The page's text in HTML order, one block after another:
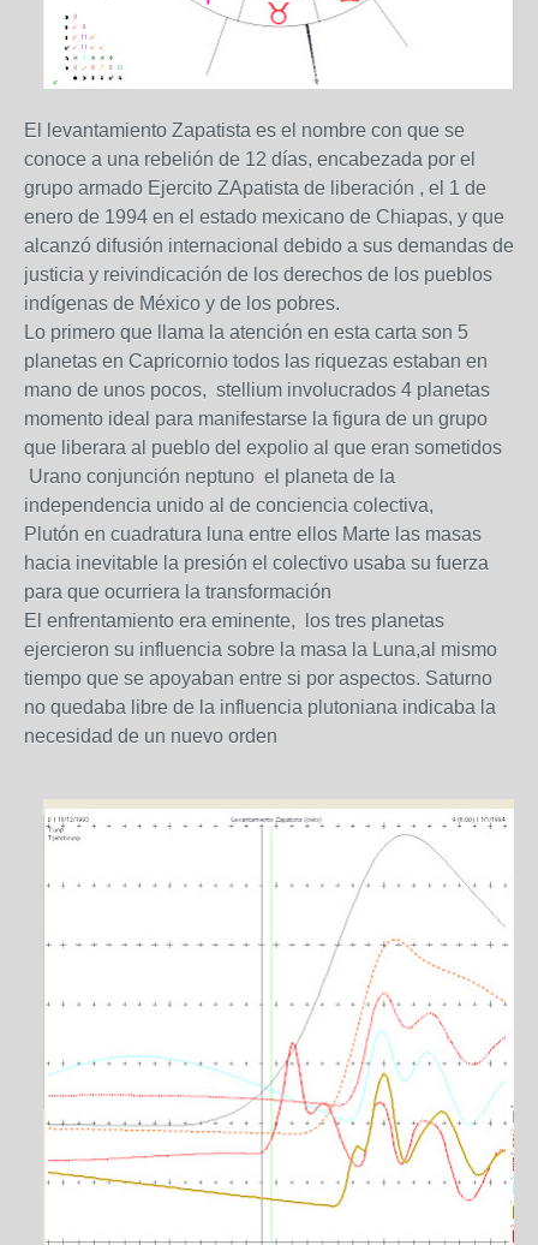
El levantamiento Zapatista es el nombre con que se
conoce a una rebelión de 12 días, encabezada por el
grupo armado Ejercito ZApatista de liberación , el 1 de
enero de 1994 en el estado mexicano de Chiapas, y que
alcanzó difusión internacional debido a sus demandas de
justicia y reivindicación de los derechos de los pueblos
indígenas de México y de los pobres.
Lo primero que llama la atención en esta carta son 5
planetas en Capricornio todos las riquezas estaban en
mano de unos pocos, stellium involucrados 4 planetas
momento ideal para manifestarse la figura de un grupo
que liberara al pueblo del expolio al que eran sometidos
Urano conjunción neptuno el planeta de la
independencia unido al de conciencia colectiva,
Plutón en cuadratura luna entre ellos Marte las masas
hacia inevitable la presión el colectivo usaba su fuerza
para que ocurriera la transformación
El enfrentamiento era eminente, los tres planetas
ejercieron su influencia sobre la masa la Luna,al mismo
tiempo que se apoyaban entre si por aspectos. Saturno
no quedaba libre de la influencia plutoniana indicaba la
necesidad de un nuevo orden